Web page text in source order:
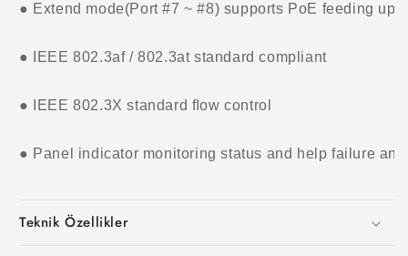
● Extend mode(Port #7 ~ #8) supports PoE feeding up
● IEEE 802.3af / 802.3at standard compliant
● IEEE 802.3X standard ﬂow control
● Panel indicator monitoring status and help failure
Teknik Özellikler